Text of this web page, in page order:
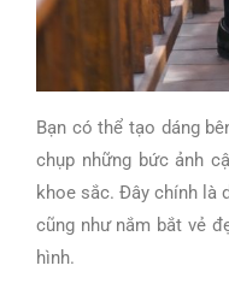
Bạn có thể tạo dáng
chụp những bức ảnh
khoe sắc. Đây chính là
cũng như nắm bắt vẻ
hình.